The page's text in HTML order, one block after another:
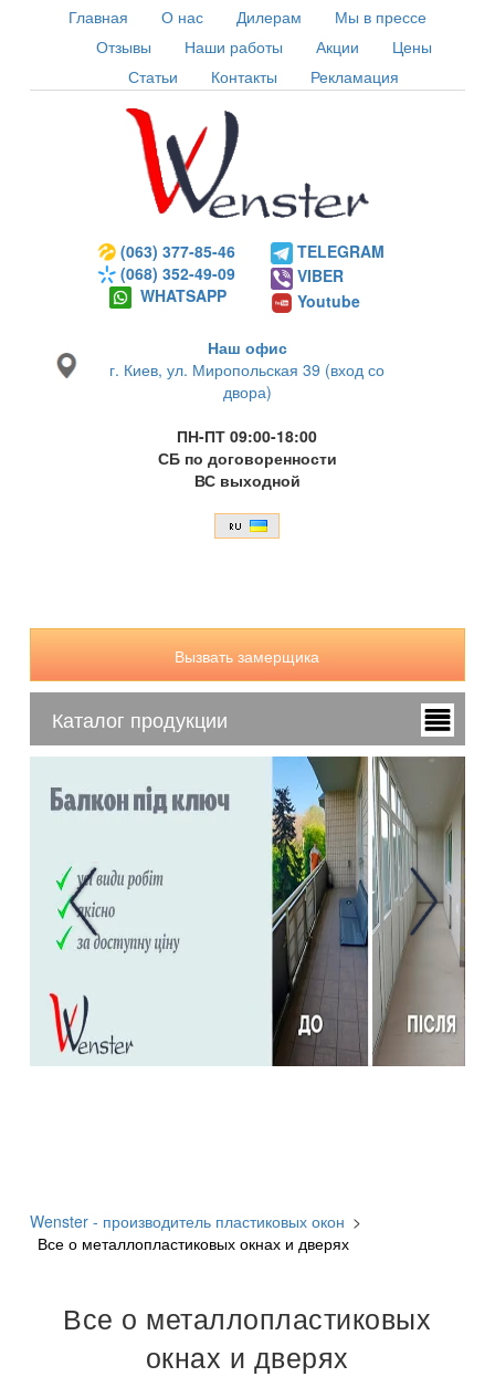
Главная О нас Дилерам
Мы в прессе
Отзывы
Наши работы Акции
Цены
Статьи
Контакты Рекламация
(063) 377-85-46
(068) 352-49-09
WHATSAPP
TELEGRAM
VIBER
Youtube
Наш офис
г. Киев, ул. Миропольская 39 (вход со
двора)
ПН-ПТ 09:00-18:00
СБ по договоренности
ВС выходной
Вызвать замерщика
Каталог продукции
Wenster - производитель пластиковых окон >
Все о металлопластиковых окнах и дверях
Все о металлопластиковых
окнах и дверях